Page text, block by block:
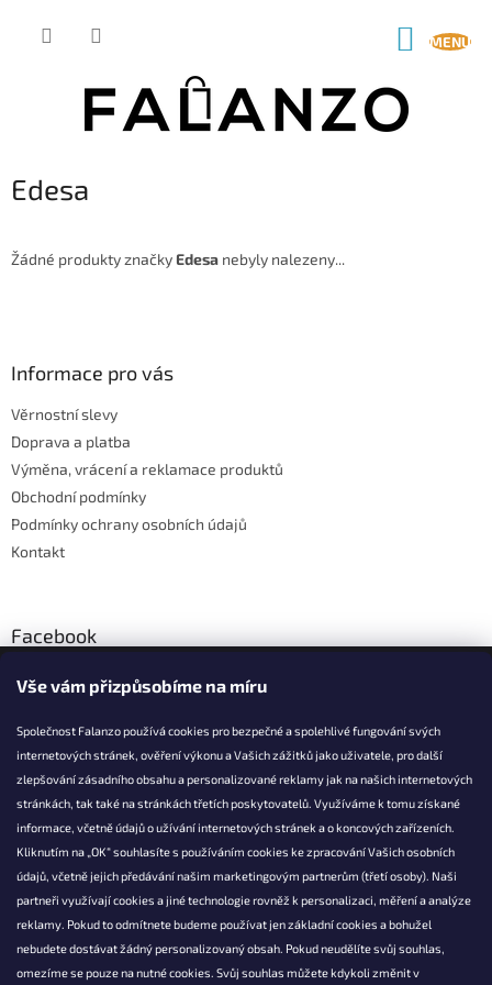
Vše vám přizpůsobíme na míru
Společnost Falanzo používá cookies pro bezpečné a spolehlivé fungování svých
internetových stránek, ověření výkonu a Vašich zážitků jako uživatele, pro další
zlepšování zásadního obsahu a personalizované reklamy jak na našich internetových
stránkách, tak také na stránkách třetích poskytovatelů. Využíváme k tomu získané
informace, včetně údajů o užívání internetových stránek a o koncových zařízeních.
Kliknutím na „OK“ souhlasíte s používáním cookies ke zpracování Vašich osobních
údajů, včetně jejich předávání našim marketingovým partnerům (třetí osoby). Naši
partneři využívají cookies a jiné technologie rovněž k personalizaci, měření a analýze
reklamy. Pokud to odmítnete budeme používat jen základní cookies a bohužel
nebudete dostávat žádný personalizovaný obsah. Pokud neudělíte svůj souhlas,
omezíme se pouze na nutné cookies. Svůj souhlas můžete kdykoli změnit v
Edesa
Žádné produkty značky Edesa nebyly nalezeny...
Informace pro vás
Věrnostní slevy
Doprava a platba
Výměna, vrácení a reklamace produktů
Obchodní podmínky
Podmínky ochrany osobních údajů
Kontakt
Facebook
KONTAKT
info@falanzo.cz
Falanzo.cz
FalanzoCZ